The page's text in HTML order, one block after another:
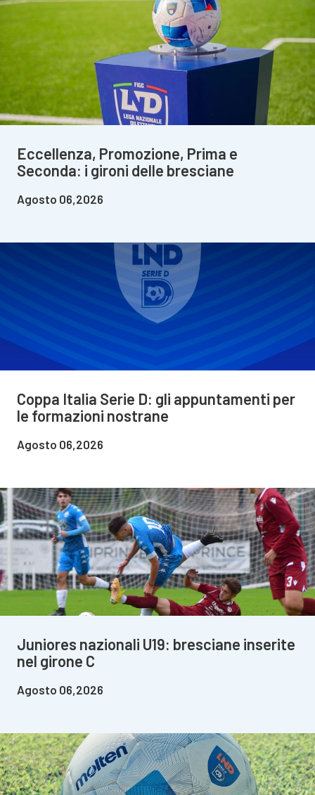
Eccellenza, Promozione, Prima e
Seconda: i gironi delle bresciane
Agosto 06,2026
Coppa Italia Serie D: gli appuntamenti per
le formazioni nostrane
Agosto 06,2026
Juniores nazionali U19: bresciane inserite
nel girone C
Agosto 06,2026